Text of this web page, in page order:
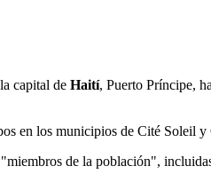
capital de Haití, Puerto Príncipe,
en los municipios de Cité Soleil
de la población",